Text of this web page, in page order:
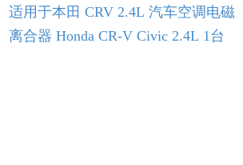
适用于本田 CRV 2.4L 汽车空调电磁
离合器 Honda CR-V Civic 2.4L 1台